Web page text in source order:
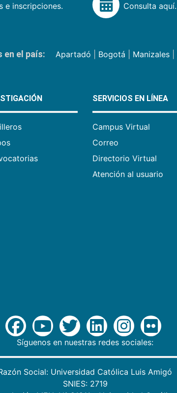
e inscripciones.
Consulta aquí.
en el país: Apartadó Bogotá Manizales|
SERVICIOS EN LÍNEA
Campus Virtual
Correo
Directorio Virtual
Atención al usuario
Síguenos en nuestras redes sociales:
Social: Universidad Católica Luis Amigó
SNIES: 2719